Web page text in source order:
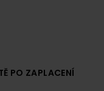
PO ZAPLACENÍ